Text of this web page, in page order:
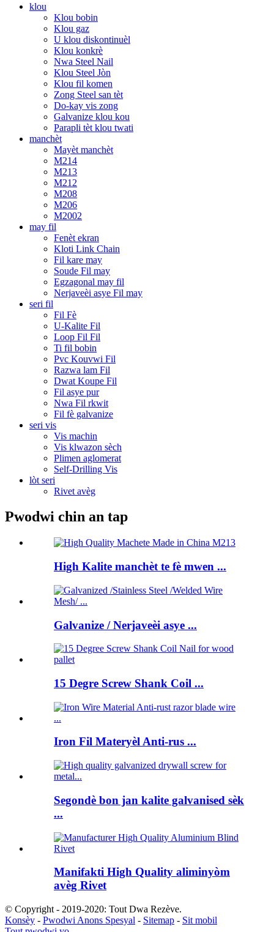
klou
Klou bobin
Klou gaz
U klou diskontinuèl
Klou konkrè
Nwa Steel Nail
Klou Steel Jòn
Klou fil komen
Zong Steel san tèt
Do-kay vis zong
Galvanize klou kou
Parapli tèt klou twati
manchèt
Mayèt manchèt
M214
M213
M212
M208
M206
M2002
may fil
Fenèt ekran
Kloti Link Chain
Fil kare may
Soude Fil may
Egzagonal may fil
Nerjaveèi asye Fil may
seri fil
Fil Fè
U-Kalite Fil
Loop Fil Fil
Ti fil bobin
Pvc Kouvwi Fil
Razwa lam Fil
Dwat Koupe Fil
Fil asye pur
Nwa Fil rkwit
Fil fè galvanize
seri vis
Vis machin
Vis klwazon sèch
Plimen aglomerat
Self-Drilling Vis
lòt seri
Rivet avèg
Pwodwi chin an tap
High Kalite manchèt te fè mwen ...
Galvanize / Nerjaveèi asye ...
15 Degre Screw Shank Coil ...
Iron Fil Materyèl Anti-rus ...
Segondè bon jan kalite galvanised sèk
...
Manifakti High Quality aliminyòm
avèg Rivet
© Copyright - 2019-2020: Tout Dwa Rezève.
Konsèy - Pwodwi Anons Spesyal - Sitemap - Sit mobil